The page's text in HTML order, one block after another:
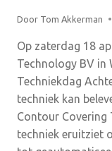
Door Tom Akkerman
Op zaterdag 18
Technology BV in
Techniekdag
techniek kan
Contour Covering
techniek eruitziet